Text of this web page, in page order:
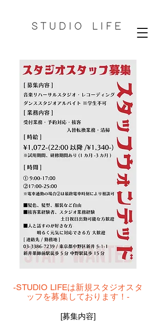
-STUDIO LIFEは新規スタジオスタ
ッフを募集しております！-
[募集内容]